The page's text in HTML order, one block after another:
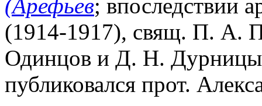
(Арефьев; впоследствии
(1914-1917), свящ. П. А.
Одинцов и Д. Н.
публиковался прот.